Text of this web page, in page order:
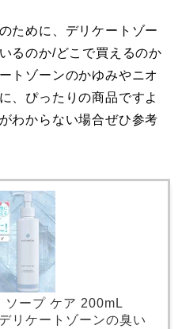
ために、デリケートゾー
るのか/どこで買えるのか
トゾーンのかゆみやニオ
、ぴったりの商品ですよ
わからない場合ぜひ参考
ソープ ケア 200mL
リケートゾーンの臭い